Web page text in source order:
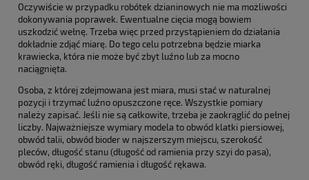
Oczywiście w przypadku robótek dzianinowych nie ma możliwości
dokonywania poprawek. Ewentualne cięcia mogą bowiem
uszkodzić wełnę. Trzeba więc przed przystąpieniem do działania
dokładnie zdjąć miarę. Do tego celu potrzebna będzie miarka
krawiecka, która nie może być zbyt luźno lub za mocno
naciągnięta.
Osoba, z której zdejmowana jest miara, musi stać w naturalnej
pozycji i trzymać luźno opuszczone ręce. Wszystkie pomiary
należy zapisać. Jeśli nie są całkowite, trzeba je zaokrąglić do pełnej
liczby. Najważniejsze wymiary modela to obwód klatki piersiowej,
obwód talii, obwód bioder w najszerszym miejscu, szerokość
pleców, długość stanu (długość od ramienia przy szyi do pasa),
obwód ręki, długość ramienia i długość rękawa.